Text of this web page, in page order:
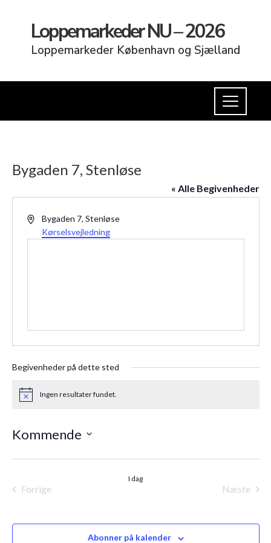
Loppemarkeder NU – 2026
Loppemarkeder København og Sjælland
Bygaden 7, Stenløse
« Alle Begivenheder
AdresseBygaden 7, Stenløse
Kørselsvejledning
Begivenheder på dette sted
NoticeIngen resultater fundet.
Kommende
Vælg
Forrige
I dag
Næste
Abonner på kalender